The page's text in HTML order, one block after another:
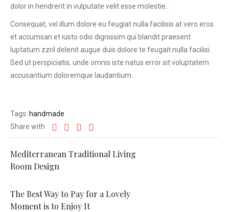
dolor in hendrerit in vulputate velit esse molestie..
Сonsequat, vel illum dolore eu feugiat nulla facilisis at vero eros
et accumsan et iusto odio dignissim qui blandit praesent
luptatum zzril delenit augue duis dolore te feugait nulla facilisi.
Sed ut perspiciatis, unde omnis iste natus error sit voluptatem
accusantium doloremque laudantium.
Tags: handmade
Share with
Mediterranean Traditional Living
Room Design
The Best Way to Pay for a Lovely
Moment is to Enjoy It